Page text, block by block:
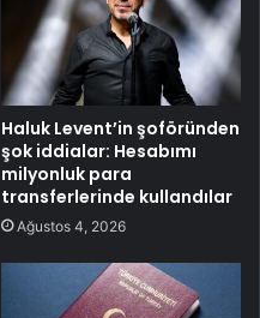
Haluk Levent’in şoföründen
şok iddialar: Hesabımı
milyonluk para
transferlerinde kullandılar
Ağustos 4, 2026